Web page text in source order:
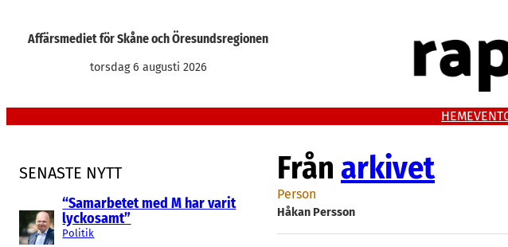
Affärsmediet för Skåne och Öresundsregionen
torsdag 6 augusti 2026
HEMEVENT
SENASTE NYTT
“Samarbetet med M har varit
lyckosamt”
Politik
Från arkivet
Person
Håkan Persson